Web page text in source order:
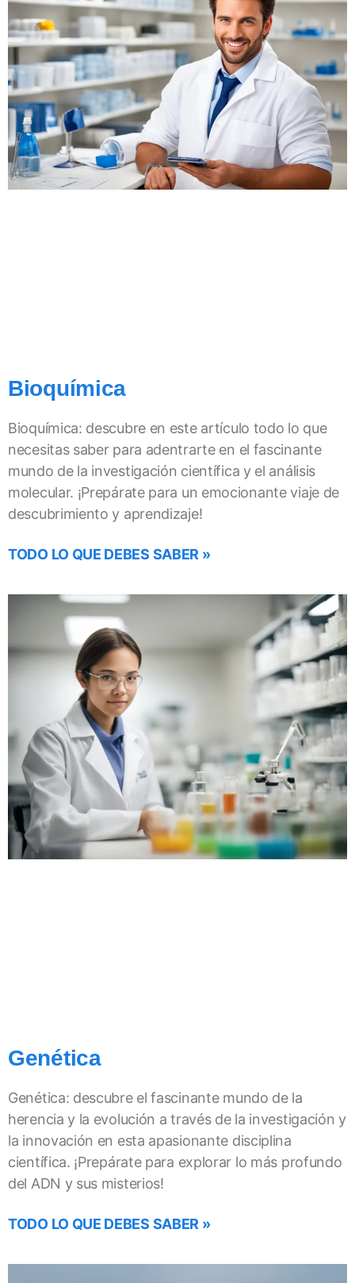
Bioquímica
Bioquímica: descubre en este artículo todo lo que
necesitas saber para adentrarte en el fascinante
mundo de la investigación científica y el análisis
molecular. ¡Prepárate para un emocionante viaje de
descubrimiento y aprendizaje!
TODO LO QUE DEBES SABER »
Genética
Genética: descubre el fascinante mundo de la
herencia y la evolución a través de la investigación y
la innovación en esta apasionante disciplina
científica. ¡Prepárate para explorar lo más profundo
del ADN y sus misterios!
TODO LO QUE DEBES SABER »